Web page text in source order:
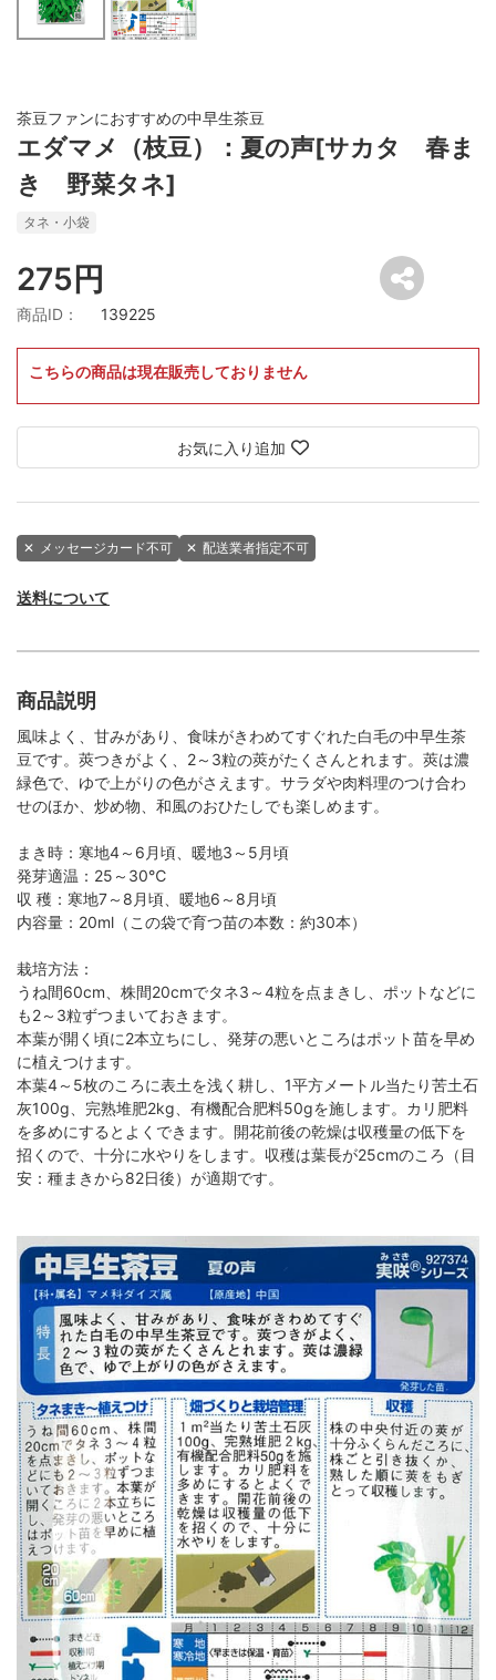
茶豆ファンにおすすめの中早生茶豆
エダマメ（枝豆）：夏の声[サカタ 春ま
き 野菜タネ]
タネ・小袋
275円
商品ID： 139225
こちらの商品は現在販売しておりません
お気に入り追加
✕ メッセージカード不可 ✕ 配送業者指定不可
送料について
商品説明
風味よく、甘みがあり、食味がきわめてすぐれた白毛の中早生茶
豆です。莢つきがよく、2～3粒の莢がたくさんとれます。莢は濃
緑色で、ゆで上がりの色がさえます。サラダや肉料理のつけ合わ
せのほか、炒め物、和風のおひたしでも楽しめます。
まき時：寒地4～6月頃、暖地3～5月頃
発芽適温：25～30℃
収 穫：寒地7～8月頃、暖地6～8月頃
内容量：20ml（この袋で育つ苗の本数：約30本）
栽培方法：
うね間60cm、株間20cmでタネ3～4粒を点まきし、ポットなどに
も2～3粒ずつまいておきます。
本葉が開く頃に2本立ちにし、発芽の悪いところはポット苗を早め
に植えつけます。
本葉4～5枚のころに表土を浅く耕し、1平方メートル当たり苦土石
灰100g、完熟堆肥2kg、有機配合肥料50gを施します。カリ肥料
を多めにするとよくできます。開花前後の乾燥は収穫量の低下を
招くので、十分に水やりをします。収穫は葉長が25cmのころ（目
安：種まきから82日後）が適期です。